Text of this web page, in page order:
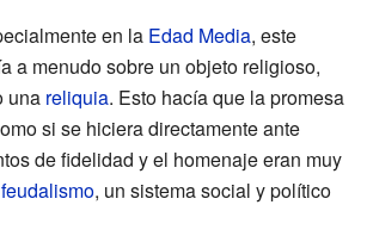
en la Edad Media, este
a menudo sobre un objeto religioso,
una reliquia. Esto hacía que la promesa
si se hiciera directamente ante
de fidelidad y el homenaje eran muy
feudalismo, un sistema social y político